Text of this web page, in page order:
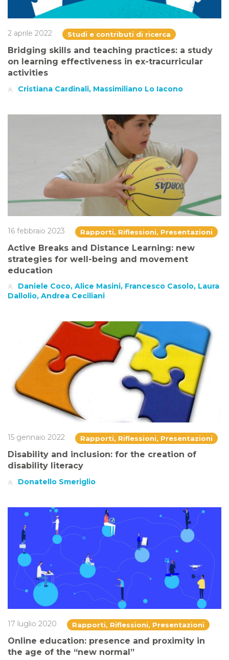
2 aprile 2022 Studi e contributi di ricerca
Bridging skills and teaching practices: a study
on learning effectiveness in ex-tracurricular
activities
Cristiana Cardinali, Massimiliano Lo Iacono
16 febbraio 2023 Rapporti, Riflessioni, Presentazioni
Active Breaks and Distance Learning: new
strategies for well-being and movement
education
Daniele Coco, Alice Masini, Francesco Casolo, Laura
Dallolio, Andrea Ceciliani
15 gennaio 2022 Rapporti, Riflessioni, Presentazioni
Disability and inclusion: for the creation of
disability literacy
Donatello Smeriglio
17 luglio 2020 Rapporti, Riflessioni, Presentazioni
Online education: presence and proximity in
the age of the “new normal”